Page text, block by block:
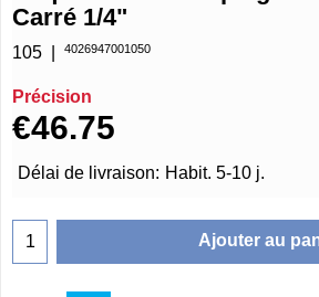
Carré 1/4"
105 4026947001050
Précision
€46.75
Délai de livraison: Habit. 5-10 j.
Ajouter au